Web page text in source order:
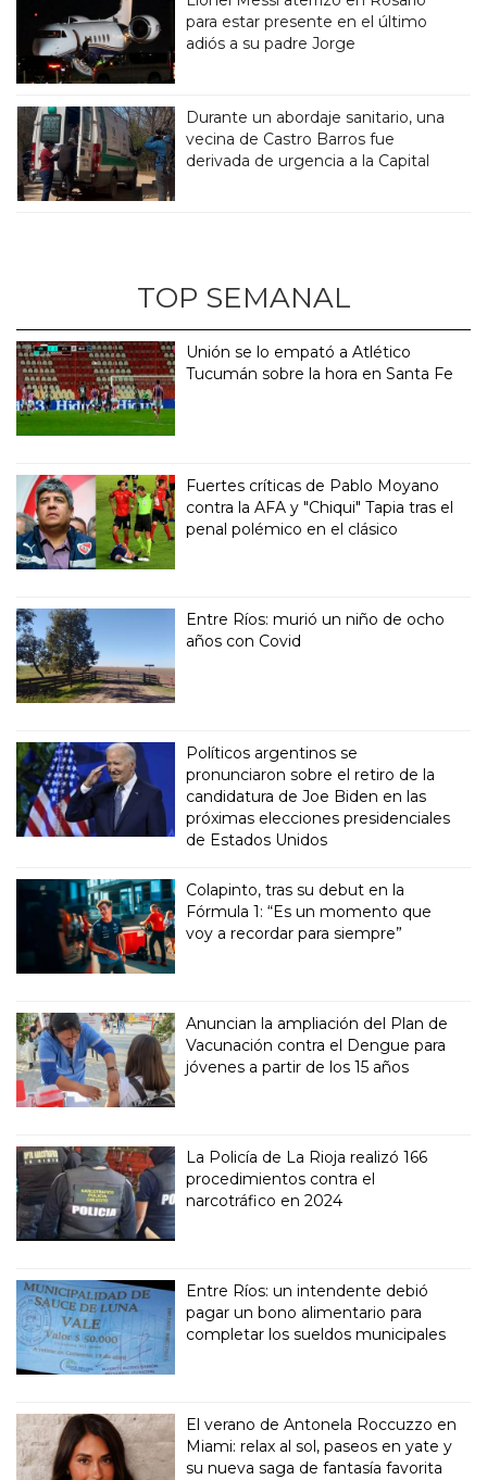
para estar presente en el último
adiós a su padre Jorge
Durante un abordaje sanitario, una
vecina de Castro Barros fue
derivada de urgencia a la Capital
TOP SEMANAL
Unión se lo empató a Atlético
Tucumán sobre la hora en Santa Fe
Fuertes críticas de Pablo Moyano
contra la AFA y "Chiqui" Tapia tras el
penal polémico en el clásico
Entre Ríos: murió un niño de ocho
años con Covid
Políticos argentinos se
pronunciaron sobre el retiro de la
candidatura de Joe Biden en las
próximas elecciones presidenciales
de Estados Unidos
Colapinto, tras su debut en la
Fórmula 1: “Es un momento que
voy a recordar para siempre”
Anuncian la ampliación del Plan de
Vacunación contra el Dengue para
jóvenes a partir de los 15 años
La Policía de La Rioja realizó 166
procedimientos contra el
narcotráfico en 2024
Entre Ríos: un intendente debió
pagar un bono alimentario para
completar los sueldos municipales
El verano de Antonela Roccuzzo en
Miami: relax al sol, paseos en yate y
su nueva saga de fantasía favorita